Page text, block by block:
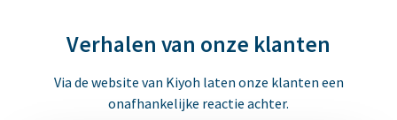
Verhalen van onze klanten
Via de website van Kiyoh laten onze klanten een
onafhankelijke reactie achter.